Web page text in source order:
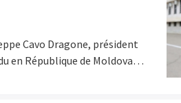
Cavo Dragone, président
en République de Moldova…